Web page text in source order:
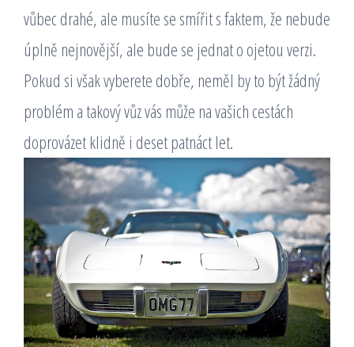
vůbec drahé, ale musíte se smířit s faktem, že nebude
úplně nejnovější, ale bude se jednat o ojetou verzi.
Pokud si však vyberete dobře, neměl by to být žádný
problém a takový vůz vás může na vašich cestách
doprovázet klidně i deset patnáct let.